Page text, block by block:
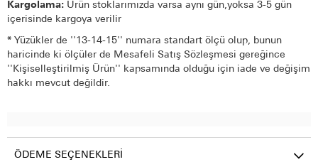
Kargolama: Ürün stoklarımızda varsa aynı gün,yoksa 3-5 gün
içerisinde kargoya verilir
* Yüzükler de ''13-14-15'' numara standart ölçü olup, bunun
haricinde ki ölçüler de Mesafeli Satış Sözleşmesi gereğince
''Kişiselleştirilmiş Ürün'' kapsamında olduğu için iade ve değişim
hakkı mevcut değildir.
ÖDEME SEÇENEKLERI